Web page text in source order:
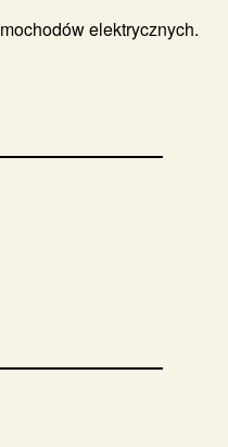
elektrycznych.